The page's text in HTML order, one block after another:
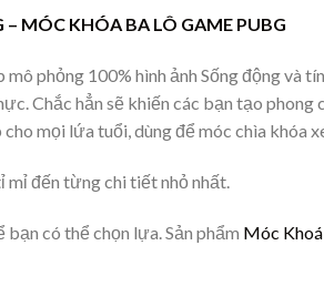
MÓC KHÓA BA LÔ GAME PUBG
phỏng 100% hình ảnh Sống động và
Chắc hẳn sẽ khiến các bạn tạo phong
mọi lứa tuổi, dùng để móc chìa khóa
đến từng chi tiết nhỏ nhất.
bạn có thể chọn lựa. Sản phẩm Móc Khoá